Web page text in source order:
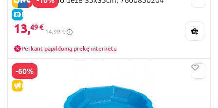
E-KAINA
13,49 €
14,99 €
Perkant papildomą prekę internetu
-60%
IŠPARDAVIMAS